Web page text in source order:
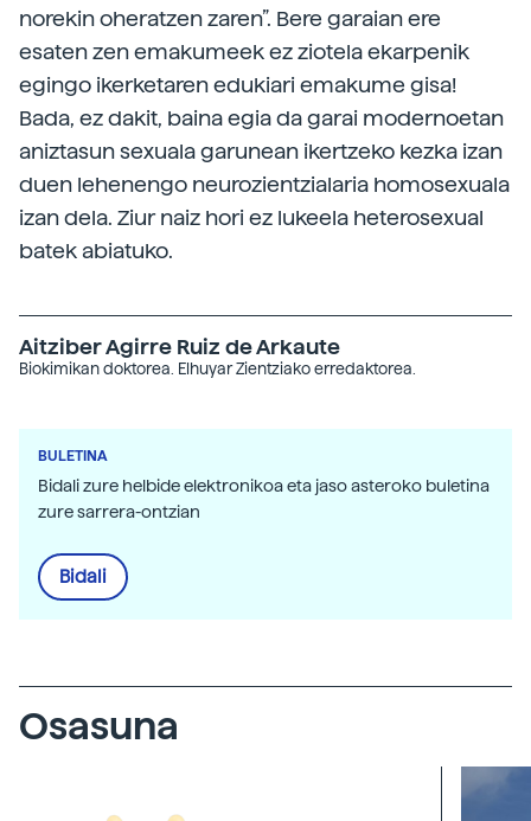
norekin oheratzen zaren”. Bere garaian ere
esaten zen emakumeek ez ziotela ekarpenik
egingo ikerketaren edukiari emakume gisa!
Bada, ez dakit, baina egia da garai modernoetan
aniztasun sexuala garunean ikertzeko kezka izan
duen lehenengo neurozientzialaria homosexuala
izan dela. Ziur naiz hori ez lukeela heterosexual
batek abiatuko.
Aitziber Agirre Ruiz de Arkaute
Biokimikan doktorea. Elhuyar Zientziako erredaktorea.
BULETINA
Bidali zure helbide elektronikoa eta jaso asteroko buletina
zure sarrera-ontzian
Bidali
Osasuna